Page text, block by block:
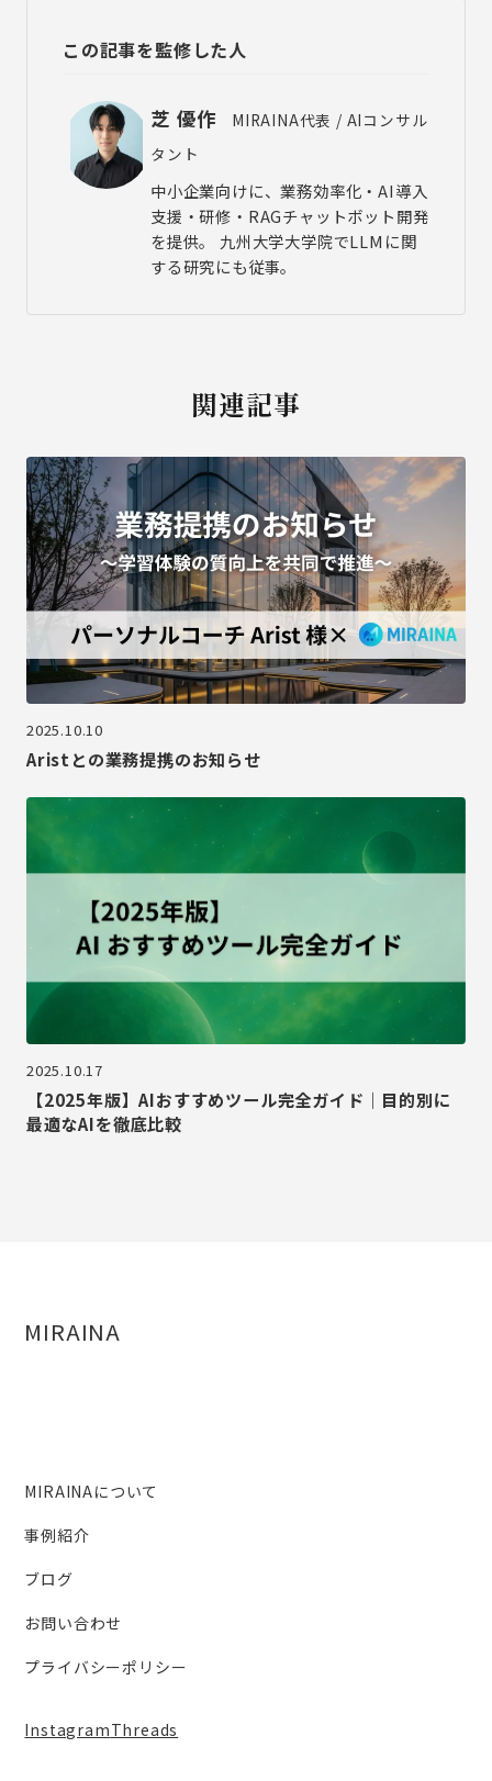
この記事を監修した人
芝 優作
MIRAINA代表 / AIコンサル
タント
中小企業向けに、業務効率化・AI導入
支援・研修・RAGチャットボット開発
を提供。 九州大学大学院でLLMに関
する研究にも従事。
関連記事
2025.10.10
Aristとの業務提携のお知らせ
2025.10.17
【2025年版】AIおすすめツール完全ガイド｜目的別に
最適なAIを徹底比較
MIRAINA
MIRAINAについて
事例紹介
ブログ
お問い合わせ
プライバシーポリシー
InstagramThreads